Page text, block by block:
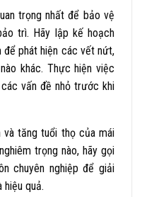
trọng nhất để bảo vệ
trì. Hãy lập kế hoạch
để phát hiện các vết nứt,
khác. Thực hiện việc
vấn đề nhỏ trước khi
và tăng tuổi thọ của mái
trọng nào, hãy gọi
chuyên nghiệp để giải
quả.